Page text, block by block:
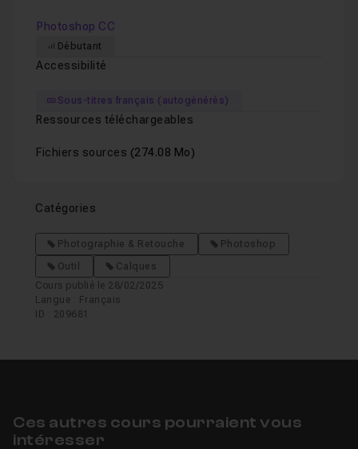
Photoshop CC
Débutant
Accessibilité
Sous-titres français (autogénérés)
Ressources téléchargeables
Fichiers sources (274.08 Mo)
Catégories
Photographie & Retouche
Photoshop
Outil
Calques
Cours publié le 28/02/2025
Langue : Français
ID : 209681
Ces autres cours pourraient vous
intéresser